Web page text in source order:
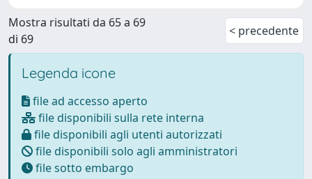
Mostra risultati da 65 a 69
di 69
< precedente
Legenda icone
file ad accesso aperto
file disponibili sulla rete interna
file disponibili agli utenti autorizzati
file disponibili solo agli amministratori
file sotto embargo